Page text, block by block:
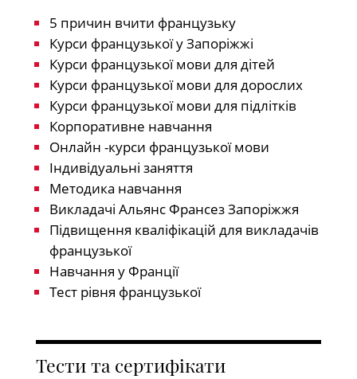
5 причин вчити французьку
Курси французької у Запоріжжі
Курси французької мови для дітей
Курси французької мови для дорослих
Курси французької мови для підлітків
Корпоративне навчання
Онлайн -курси французької мови
Індивідуальні заняття
Методика навчання
Викладачі Альянс Франсез Запоріжжя
Підвищення кваліфікацій для викладачів
французької
Навчання у Франції
Тест рівня французької
Тести та сертифікати